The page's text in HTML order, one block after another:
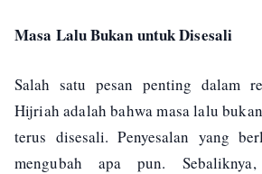
Masa Lalu Bukan untuk Disesali
Salah satu pesan penting dalam
Hijriah adalah bahwa masa lalu
terus disesali. Penyesalan yang
mengubah apa pun.